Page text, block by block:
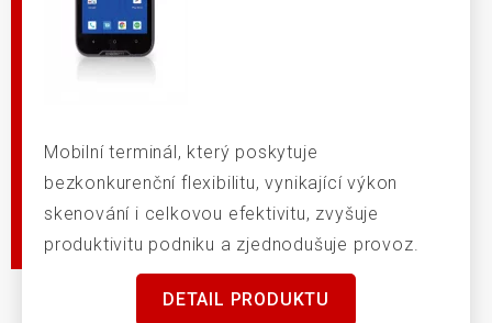
Mobilní terminál, který poskytuje
bezkonkurenční flexibilitu, vynikající výkon
skenování i celkovou efektivitu, zvyšuje
produktivitu podniku a zjednodušuje provoz.
DETAIL PRODUKTU